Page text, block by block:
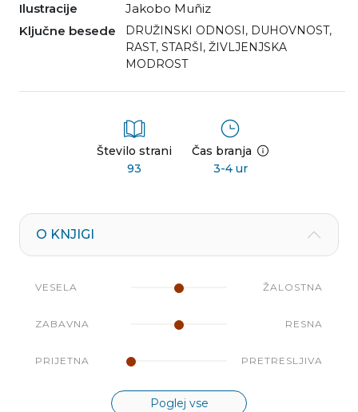
Ilustracije
Jakobo Muñiz
Ključne besede
DRUŽINSKI ODNOSI , DUHOVNOST,
RAST, STARŠI , ŽIVLJENJSKA
MODROST
Število strani
93
Čas branja
3-4 ur
O KNJIGI
VESELA ŽALOSTNA
ZABAVNA RESNA
PRIJETNA PRETRESLJIVA
Poglej vse